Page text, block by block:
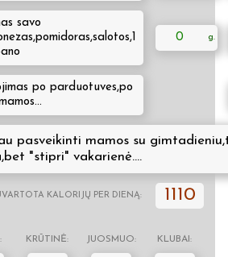
savo
0
po parduotuves,po
pasveikinti mamos su
"stipri" vakarienė....
KALORIJŲ PER DIENĄ: 1110
KRŪTINĖ: JUOSMUO: KLUBAI: